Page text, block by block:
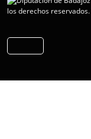
los derechos reservados.